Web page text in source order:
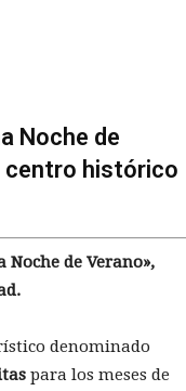
Noche de
centro histórico
de Verano»,
denominado
para los meses de